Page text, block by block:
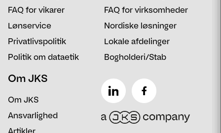
FAQ for vikarer
Lønservice
Privatlivspolitik
Politik om dataetik
FAQ for virksomheder
Nordiske løsninger
Lokale afdelinger
Bogholderi/Stab
Om JKS
Om JKS
Ansvarlighed
Artikler